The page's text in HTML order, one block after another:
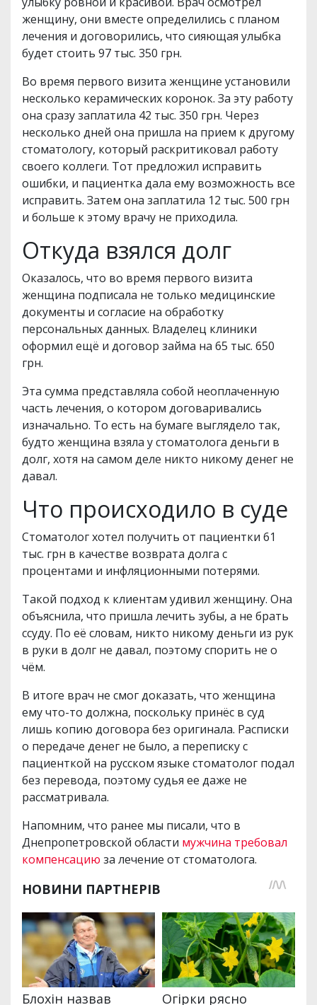
женщину, они вместе определились с планом
лечения и договорились, что сияющая улыбка
будет стоить 97 тыс. 350 грн.
Во время первого визита женщине установили
несколько керамических коронок. За эту работу
она сразу заплатила 42 тыс. 350 грн. Через
несколько дней она пришла на прием к другому
стоматологу, который раскритиковал работу
своего коллеги. Тот предложил исправить
ошибки, и пациентка дала ему возможность все
исправить. Затем она заплатила 12 тыс. 500 грн
и больше к этому врачу не приходила.
Откуда взялся долг
Оказалось, что во время первого визита
женщина подписала не только медицинские
документы и согласие на обработку
персональных данных. Владелец клиники
оформил ещё и договор займа на 65 тыс. 650
грн.
Эта сумма представляла собой неоплаченную
часть лечения, о котором договаривались
изначально. То есть на бумаге выглядело так,
будто женщина взяла у стоматолога деньги в
долг, хотя на самом деле никто никому денег не
давал.
Что происходило в суде
Стоматолог хотел получить от пациентки 61
тыс. грн в качестве возврата долга с
процентами и инфляционными потерями.
Такой подход к клиентам удивил женщину. Она
объяснила, что пришла лечить зубы, а не брать
ссуду. По её словам, никто никому деньги из рук
в руки в долг не давал, поэтому спорить не о
чём.
В итоге врач не смог доказать, что женщина
ему что-то должна, поскольку принёс в суд
лишь копию договора без оригинала. Расписки
о передаче денег не было, а переписку с
пациенткой на русском языке стоматолог подал
без перевода, поэтому судья ее даже не
рассматривала.
Напомним, что ранее мы писали, что в
Днепропетровской области мужчина требовал
компенсацию за лечение от стоматолога.